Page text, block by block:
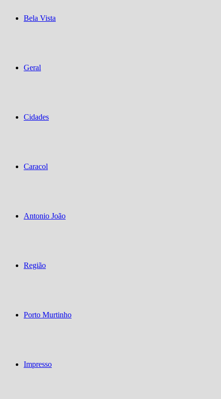
Bela Vista
Geral
Cidades
Caracol
Antonio João
Região
Porto Murtinho
Impresso